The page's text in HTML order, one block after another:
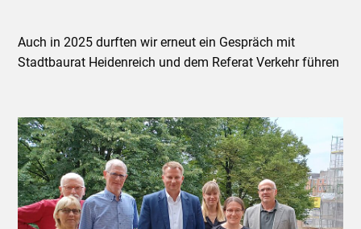
Auch in 2025 durften wir erneut ein Gespräch mit
Stadtbaurat Heidenreich und dem Referat Verkehr führen